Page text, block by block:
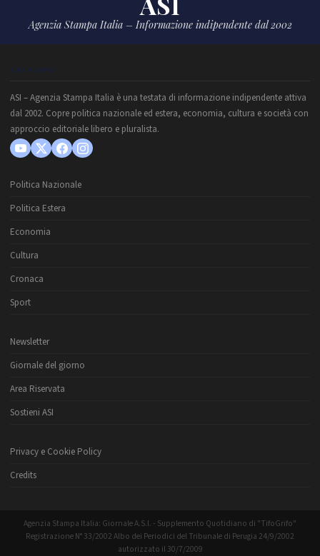
Agenzia Stampa Italia – Informazione indipendente dal 2002
CHI SIAMO
ASI – Agenzia Stampa Italia è una testata di informazione indipendente attiva
dal 2002. Copre politica nazionale ed estera, economia, cultura e società con
approccio editoriale libero e pluralista.
Politica Nazionale
Politica Estera
Economia
Cultura
Cronaca
Sport
Newsletter
Giornale del giorno
Area Riservata
Sostieni ASI
Privacy e Cookie Policy
Credits
Agenzia Stampa Italia: Giornale A.S.I. - Supplemento Quotidiano di "TifoGrifo"
Registrazione N° 33/2002 Albo dei Periodici del Tribunale di Perugia 24/9/2002
autorizzato il 30/7/2009